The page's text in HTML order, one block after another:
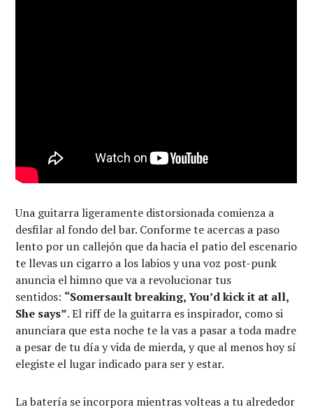
Una guitarra ligeramente distorsionada comienza a
desfilar al fondo del bar. Conforme te acercas a paso
lento por un callejón que da hacia el patio del escenario
te llevas un cigarro a los labios y una voz post-punk
anuncia el himno que va a revolucionar tus
sentidos: “Somersault breaking, You’d kick it at all,
She says”. El riff de la guitarra es inspirador, como si
anunciara que esta noche te la vas a pasar a toda madre
a pesar de tu día y vida de mierda, y que al menos hoy sí
elegiste el lugar indicado para ser y estar.
La batería se incorpora mientras volteas a tu alrededor